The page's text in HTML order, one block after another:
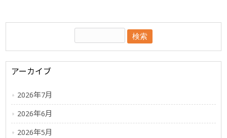
アーカイブ
2026年7月
2026年6月
2026年5月